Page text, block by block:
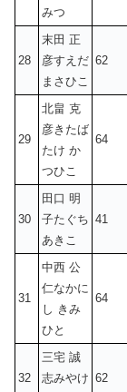
みつ
28
末田 正
彦すえだ
まさひこ
62
29
北畠 克
彦きたば
たけ か
つひこ
64
30
田口 明
子たぐち
あきこ
41
31
中西 公
仁なかに
し きみ
ひと
64
32
三宅 誠
志みやけ 62